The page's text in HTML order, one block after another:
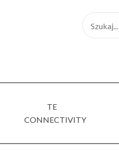
TE
CONNECTIVITY